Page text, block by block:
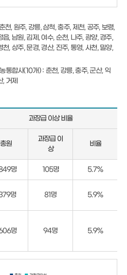
, 원주, 강릉, 삼척, 충주, 제천, 공주, 보령,
읍, 남원, 김제, 여수, 순천, 나주, 광양, 경주,
천, 상주, 문경, 경산, 진주, 통영, 사천, 밀양,
합시(10개) : 춘천, 강릉, 충주, 군산, 익
거제
과장급 이상 비율
총원
과장급 이
상
비율
명 105명 5.7%
명 81명 5.9%
명 94명 5.9%